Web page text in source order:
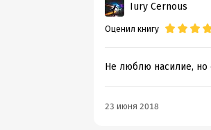
Iury Cernous
Оценил книгу
Не люблю насилие, но
23 июня 2018